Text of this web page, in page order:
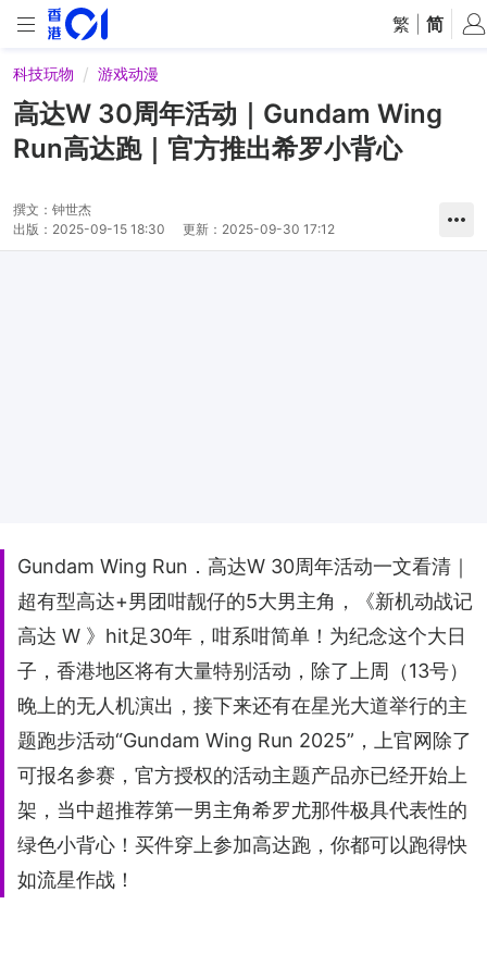
繁 简
科技玩物 游戏动漫
高达W 30周年活动｜Gundam Wing
Run高达跑｜官方推出希罗小背心
撰文： 钟世杰
出版： 2025-09-15 18:30 更新： 2025-09-30 17:12
Gundam Wing Run．高达W 30周年活动一文看清｜
超有型高达+男团咁靓仔的5大男主角，《新机动战记
高达 W 》hit足30年，咁系咁简单！为纪念这个大日
子，香港地区将有大量特别活动，除了上周（13号）
晚上的无人机演出，接下来还有在星光大道举行的主
题跑步活动“Gundam Wing Run 2025”，上官网除了
可报名参赛，官方授权的活动主题产品亦已经开始上
架，当中超推荐第一男主角希罗尤那件极具代表性的
绿色小背心！买件穿上参加高达跑，你都可以跑得快
如流星作战！